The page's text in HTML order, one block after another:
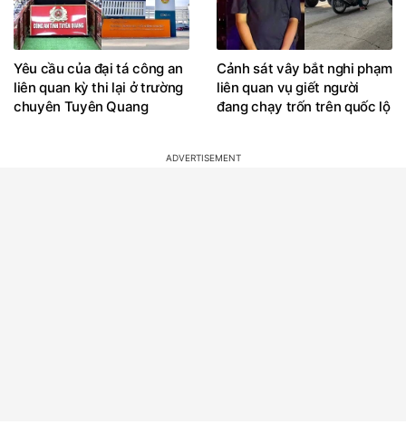
Yêu cầu của đại tá công an
liên quan kỳ thi lại ở trường
chuyên Tuyên Quang
Cảnh sát vây bắt nghi phạm
liên quan vụ giết người
đang chạy trốn trên quốc lộ